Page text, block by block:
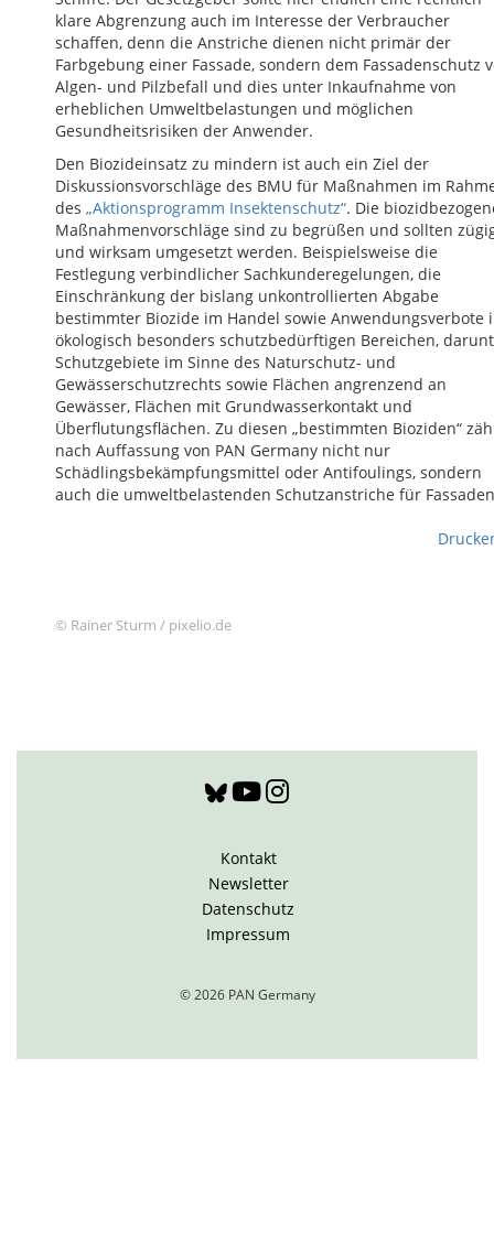
klare Abgrenzung auch im Interesse der Verbraucher
schaffen, denn die Anstriche dienen nicht primär der
Farbgebung einer Fassade, sondern dem Fassadenschutz
Algen- und Pilzbefall und dies unter Inkaufnahme von
erheblichen Umweltbelastungen und möglichen
Gesundheitsrisiken der Anwender.
Den Biozideinsatz zu mindern ist auch ein Ziel der
Diskussionsvorschläge des BMU für Maßnahmen im
des „Aktionsprogramm Insektenschutz“. Die
Maßnahmenvorschläge sind zu begrüßen und sollten
und wirksam umgesetzt werden. Beispielsweise die
Festlegung verbindlicher Sachkunderegelungen, die
Einschränkung der bislang unkontrollierten Abgabe
bestimmter Biozide im Handel sowie Anwendungsverbote
ökologisch besonders schutzbedürftigen Bereichen,
Schutzgebiete im Sinne des Naturschutz- und
Gewässerschutzrechts sowie Flächen angrenzend an
Gewässer, Flächen mit Grundwasserkontakt und
Überflutungsflächen. Zu diesen „bestimmten Bioziden“
nach Auffassung von PAN Germany nicht nur
Schädlingsbekämpfungsmittel oder Antifoulings, sondern
auch die umweltbelastenden Schutzanstriche für
© Rainer Sturm / pixelio.de
Kontakt
Newsletter
Datenschutz
Impressum
© 2026 PAN Germany